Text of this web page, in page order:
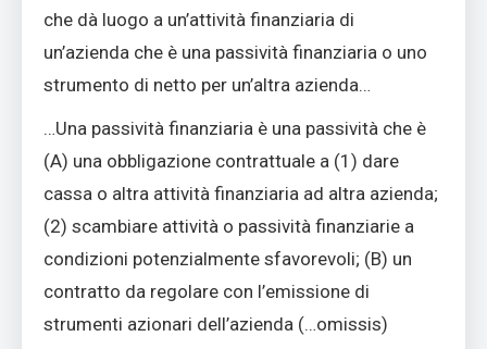
che dà luogo a un’attività finanziaria di
un’azienda che è una passività finanziaria o uno
strumento di netto per un’altra azienda…
…Una passività finanziaria è una passività che è
(A) una obbligazione contrattuale a (1) dare
cassa o altra attività finanziaria ad altra azienda;
(2) scambiare attività o passività finanziarie a
condizioni potenzialmente sfavorevoli; (B) un
contratto da regolare con l’emissione di
strumenti azionari dell’azienda (…omissis)